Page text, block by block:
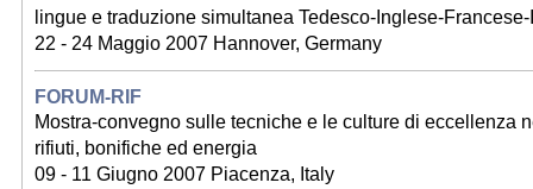
lingue e traduzione simultanea Tedesco-Inglese-
22 - 24 Maggio 2007 Hannover, Germany
FORUM-RIF
Mostra-convegno sulle tecniche e le culture di eccellenza
rifiuti, bonifiche ed energia
09 - 11 Giugno 2007 Piacenza, Italy